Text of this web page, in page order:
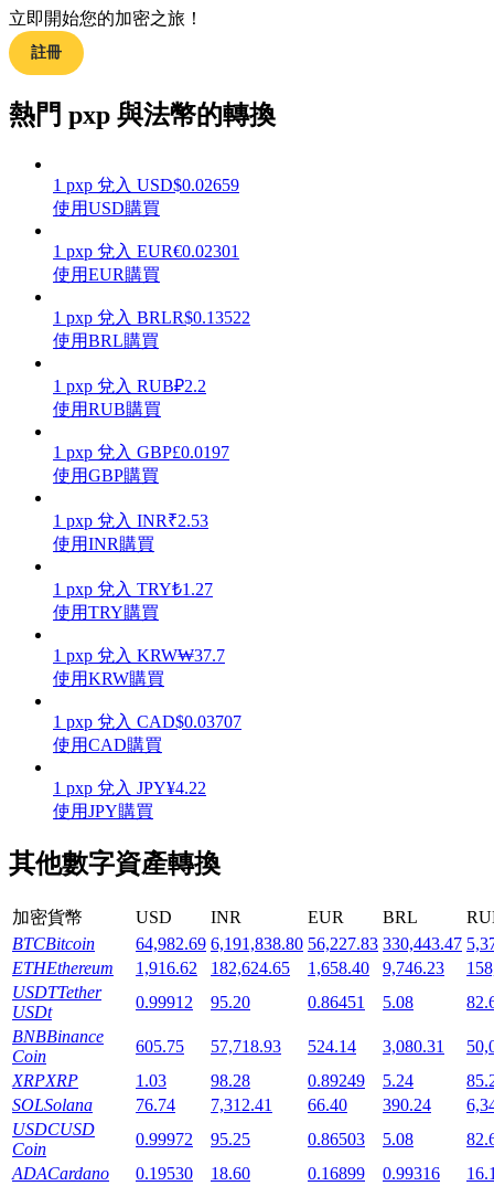
理財
增值寶
使您的資產穩定增值
機槍池
一鍵質押鎖定高收益
活期質押獲得熱門資產
立即開始您的加密之旅！
註冊
熱門 pxp 與法幣的轉換
1 pxp 兌入 USD$0.02659
使用USD購買
1 pxp 兌入 EUR€0.02301
使用EUR購買
1 pxp 兌入 BRLR$0.13522
使用BRL購買
1 pxp 兌入 RUB₽2.2
使用RUB購買
1 pxp 兌入 GBP£0.0197
使用GBP購買
1 pxp 兌入 INR₹2.53
使用INR購買
1 pxp 兌入 TRY₺1.27
使用TRY購買
1 pxp 兌入 KRW₩37.7
使用KRW購買
1 pxp 兌入 CAD$0.03707
使用CAD購買
1 pxp 兌入 JPY¥4.22
使用JPY購買
其他數字資產轉換
加密貨幣 USD INR EUR BRL
BTCBitcoin 64,982.69 6,191,838.80 56,227.83 330,443.47
ETHEthereum 1,916.62 182,624.65 1,658.40 9,746.23
USDTTether
USDt
0.99912 95.20 0.86451 5.08
BNBBinance
Coin
605.75 57,718.93 524.14 3,080.31
XRPXRP 1.03 98.28 0.89249 5.24
SOLSolana 76.74 7,312.41 66.40 390.24
USDCUSD
Coin
0.99972 95.25 0.86503 5.08
ADACardano 0.19530 18.60 0.16899 0.99316